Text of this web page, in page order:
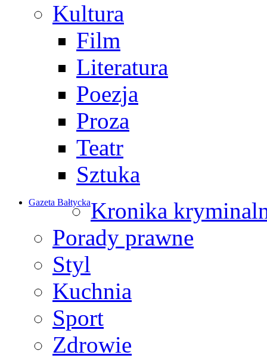
Kultura
Film
Literatura
Poezja
Proza
Teatr
Sztuka
Gazeta BałtyckaKronika
Porady prawne
Styl
Kuchnia
Sport
Zdrowie